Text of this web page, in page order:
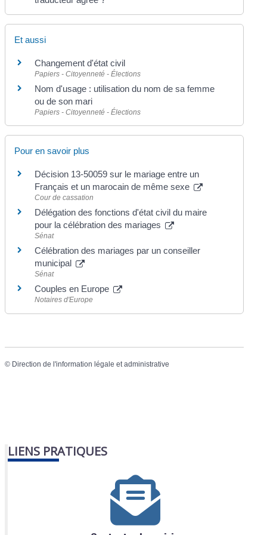
Et aussi
Changement d'état civil
Papiers - Citoyenneté - Élections
Nom d'usage : utilisation du nom de sa femme
ou de son mari
Papiers - Citoyenneté - Élections
Pour en savoir plus
Décision 13-50059 sur le mariage entre un
Français et un marocain de même sexe
Cour de cassation
Délégation des fonctions d'état civil du maire
pour la célébration des mariages
Sénat
Célébration des mariages par un conseiller
municipal
Sénat
Couples en Europe
Notaires d'Europe
© Direction de l'information légale et administrative
LIENS PRATIQUES